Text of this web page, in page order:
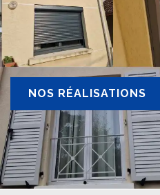
NOS RÉALISATIONS